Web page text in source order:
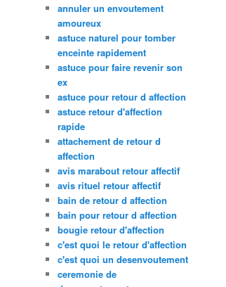
annuler un envoutement
amoureux
astuce naturel pour tomber
enceinte rapidement
astuce pour faire revenir son
ex
astuce pour retour d affection
astuce retour d'affection
rapide
attachement de retour d
affection
avis marabout retour affectif
avis rituel retour affectif
bain de retour d affection
bain pour retour d affection
bougie retour d'affection
c'est quoi le retour d'affection
c'est quoi un desenvoutement
ceremonie de